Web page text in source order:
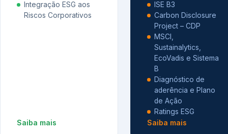
Integração ESG aos
Riscos Corporativos
Saiba mais
ISE B3
Carbon Disclosure
Project – CDP
MSCI,
Sustainalytics,
EcoVadis e Sistema
B
Diagnóstico de
aderência e Plano
de Ação
Ratings ESG
Saiba mais